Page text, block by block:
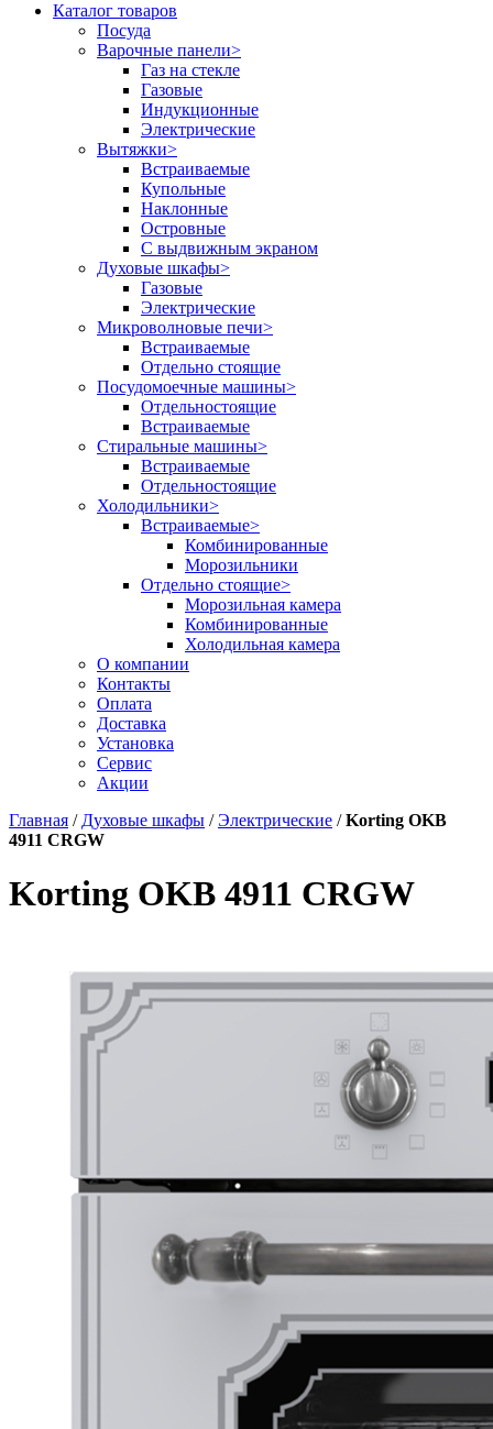
Каталог товаров
Посуда
Варочные панели>
Газ на стекле
Газовые
Индукционные
Электрические
Вытяжки>
Встраиваемые
Купольные
Наклонные
Островные
С выдвижным экраном
Духовые шкафы>
Газовые
Электрические
Микроволновые печи>
Встраиваемые
Отдельно стоящие
Посудомоечные машины>
Отдельностоящие
Встраиваемые
Стиральные машины>
Встраиваемые
Отдельностоящие
Холодильники>
Встраиваемые>
Комбинированные
Морозильники
Отдельно стоящие>
Морозильная камера
Комбинированные
Холодильная камера
О компании
Контакты
Оплата
Доставка
Установка
Сервис
Акции
Главная / Духовые шкафы /Электрические /Korting OKB
4911 CRGW
Korting OKB 4911 CRGW